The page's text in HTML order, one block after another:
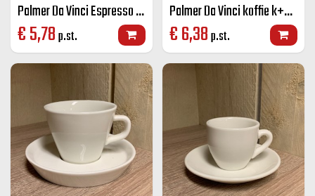
Palmer Da Vinci Espresso K+S 9 cl ivoor
€5,78p.st.
Palmer Da Vinci koffie k+S 16 cl ivoor
€6,38p.st.